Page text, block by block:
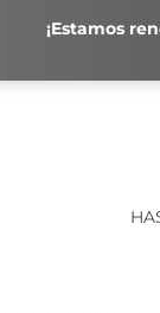
¡Estamos